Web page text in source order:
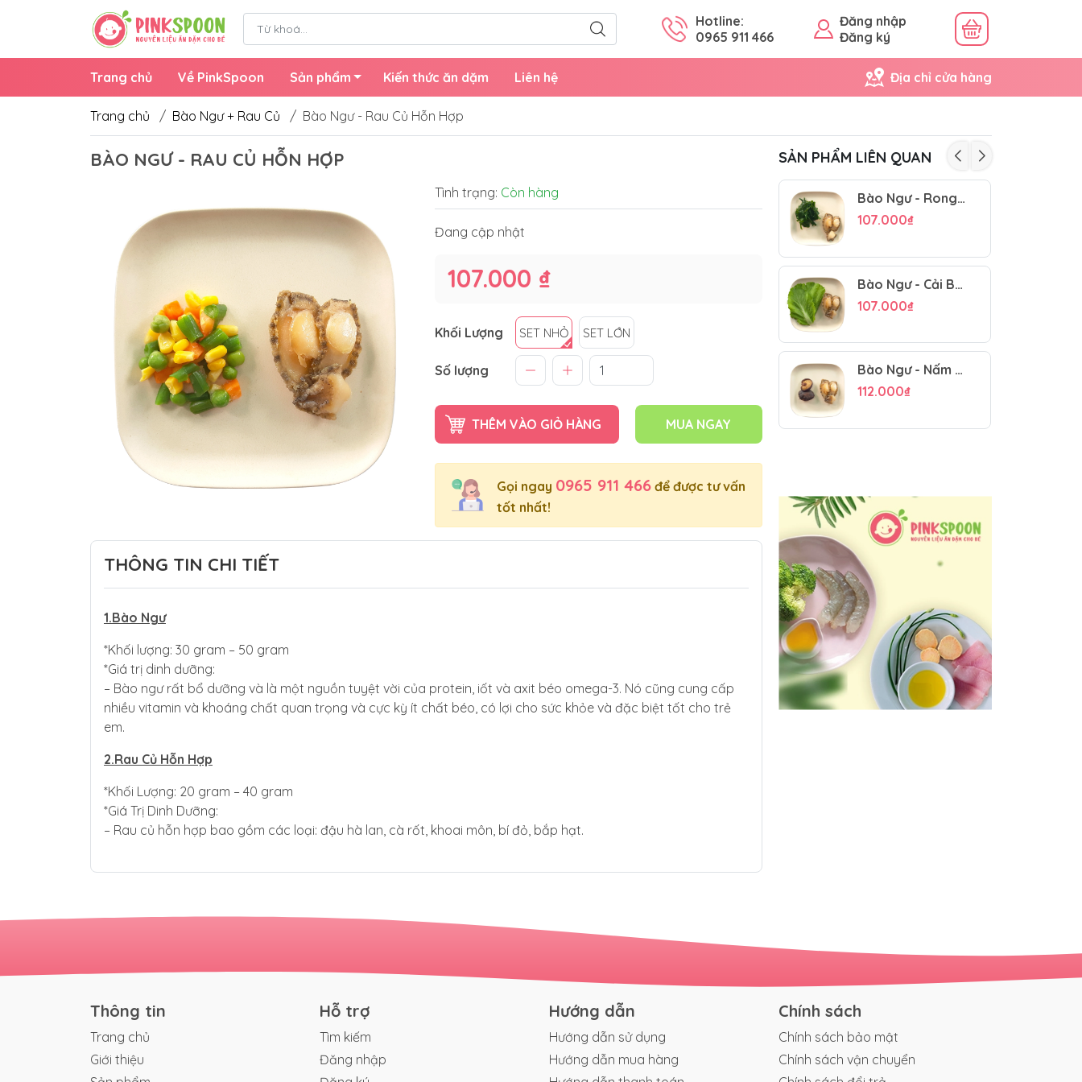
Hotline:
0965 911 466
Đăng nhập
Đăng ký
Trang chủ Về PinkSpoon Sản phẩm Kiến thức ăn dặm Liên hệ Địa chỉ cửa hàng
Trang chủ / Bào Ngư + Rau Củ / Bào Ngư - Rau Củ Hỗn Hợp
BÀO NGƯ - RAU CỦ HỖN HỢP
Tình trạng: Còn hàng
Đang cập nhật
107.000 ₫
Khối Lượng SET NHỎ SET LỚN
Số lượng
THÊM VÀO GIỎ HÀNG MUA NGAY
Gọi ngay 0965 911 466để được tư vấn
tốt nhất!
THÔNG TIN CHI TIẾT
1.Bào Ngư
*Khối lượng: 30 gram – 50 gram
*Giá trị dinh dưỡng:
– Bào ngư rất bổ dưỡng và là một nguồn tuyệt vời của protein, iốt và axit béo omega-3. Nó cũng cung cấp
nhiều vitamin và khoáng chất quan trọng và cực kỳ ít chất béo, có lợi cho sức khỏe và đặc biệt tốt cho trẻ
em.
2.Rau Củ Hỗn Hợp
*Khối Lượng: 20 gram – 40 gram
*Giá Trị Dinh Dưỡng:
– Rau củ hỗn hợp bao gồm các loại: đậu hà lan, cà rốt, khoai môn, bí đỏ, bắp hạt.
SẢN PHẨM LIÊN QUAN
Bào Ngư - Rong Biển - Ăn Dặm Cho Bé
107.000₫
Bào Ngư - Cải Bẹ Xanh
107.000₫
Bào Ngư - Nấm Đông Cô
112.000₫
Thông tin
Trang chủ
Giới thiệu
Hỗ trợ
Tìm kiếm
Đăng nhập
Hướng dẫn
Hướng dẫn sử dụng
Hướng dẫn mua hàng
Chính sách
Chính sách bảo mật
Chính sách vận chuyển